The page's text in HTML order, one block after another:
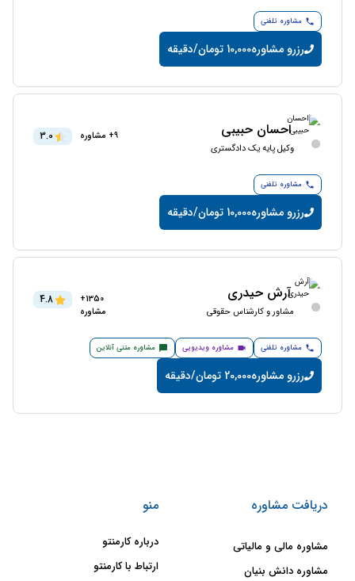
مشاوره تلفنی
رزرو مشاوره10,000 تومان/دقیقه
احسان حبیبی
وکیل پایه یک دادگستری
9+ مشاوره 3.0
مشاوره تلفنی
رزرو مشاوره10,000 تومان/دقیقه
آرش حیدری
مشاور و کارشناس حقوقی
1350+
مشاوره
4.8
مشاوره تلفنی مشاوره ویدیویی مشاوره متنی آنلاین
رزرو مشاوره20,000 تومان/دقیقه
دریافت مشاوره
مشاوره مالی و مالیاتی
مشاوره دانش بنیان
منو
درباره کارمنتو
ارتباط با کارمنتو